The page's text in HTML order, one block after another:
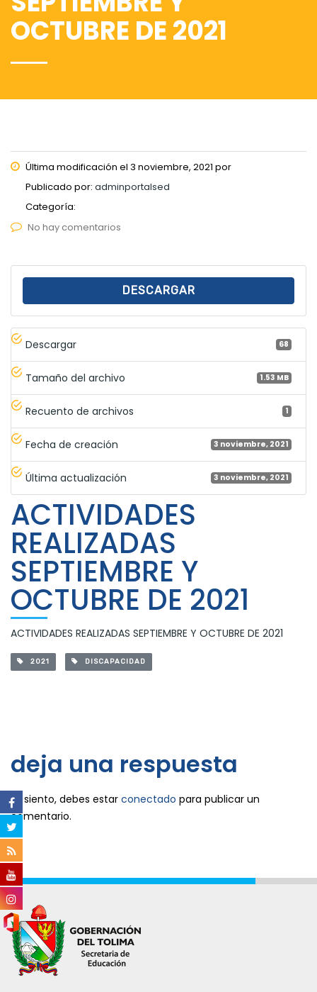
OCTUBRE DE 2021
Última modificación el 3 noviembre, 2021 por
Publicado por: adminportalsed
Categoría:
No hay comentarios
DESCARGAR
Descargar 68
Tamaño del archivo 1.53 MB
Recuento de archivos 1
Fecha de creación 3 noviembre, 2021
Última actualización 3 noviembre, 2021
ACTIVIDADES
REALIZADAS
SEPTIEMBRE Y
OCTUBRE DE 2021
ACTIVIDADES REALIZADAS SEPTIEMBRE Y OCTUBRE DE 2021
2021 DISCAPACIDAD
deja una respuesta
Lo siento, debes estar conectado para publicar un
comentario.